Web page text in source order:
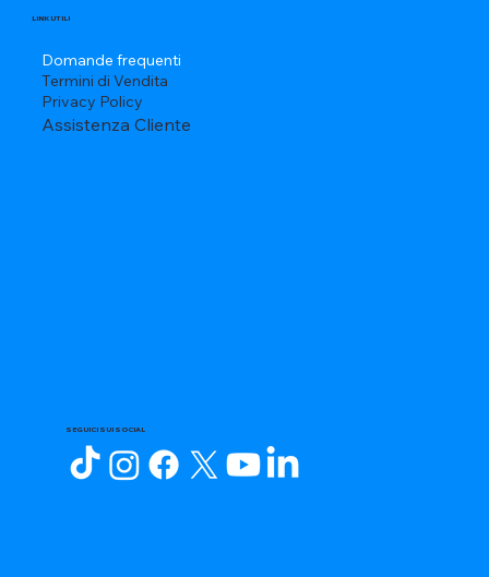
LINK UTILI
Domande frequenti
Termini di Vendita
Privacy Policy
Assistenza Cliente
SEGUICI SUI SOCIAL